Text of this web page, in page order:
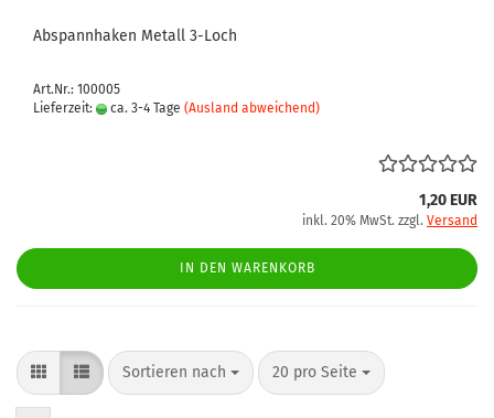
Abspannhaken Metall 3-Loch
Art.Nr.: 100005
Lieferzeit:
ca. 3-4 Tage (Ausland abweichend)
1,20 EUR
inkl. 20% MwSt. zzgl. Versand
IN DEN WARENKORB
Sortieren nach
Sortieren nach 20 pro Seite
pro Seite